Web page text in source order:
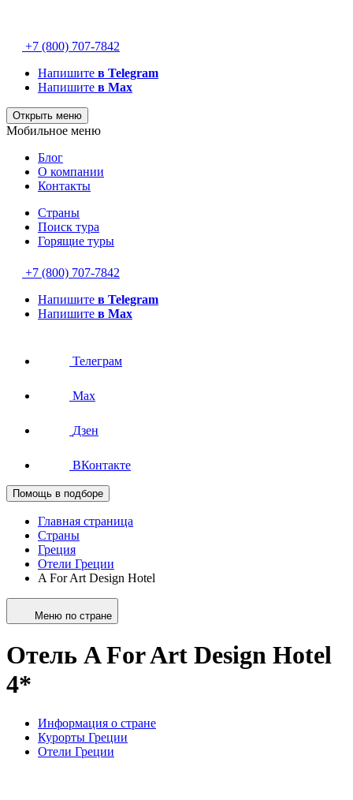
+7 (800) 707-7842
Напишите в Telegram
Напишите в Max
Открыть меню
Мобильное меню
Блог
О компании
Контакты
Страны
Поиск тура
Горящие туры
+7 (800) 707-7842
Напишите в Telegram
Напишите в Max
Телеграм
Max
Дзен
ВКонтакте
Помощь в подборе
Главная страница
Страны
Греция
Отели Греции
A For Art Design Hotel
Меню по стране
Отель A For Art Design Hotel
4*
Информация о стране
Курорты Греции
Отели Греции